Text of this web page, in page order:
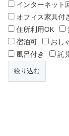
インターネット
オフィス家具付
住所利用OK
宿泊可
おし
風呂付き
託